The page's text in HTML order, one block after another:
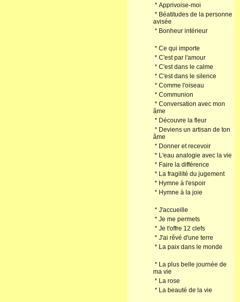
* Apprivoise-moi
* Béatitudes de la personne
avisée
* Bonheur intérieur
* Ce qui importe
* C'est par l'amour
* C'est dans le calme
* C'est dans le silence
* Comme l'oiseau
* Communion
* Conversation avec mon
âme
* Découvre la fleur
* Deviens un artisan de ton
âme
* Donner et recevoir
* L'eau analogie avec la vie
* Faire la différence
* La fragilité du jugement
* Hymne à l'espoir
* Hymne à la joie
* J'accueille
* Je me permets
* Je t'offre 12 clefs
* J'ai rêvé d'une terre
* La paix dans le monde
* La plus belle journée de
ma vie
* La rose
* La beauté de la vie